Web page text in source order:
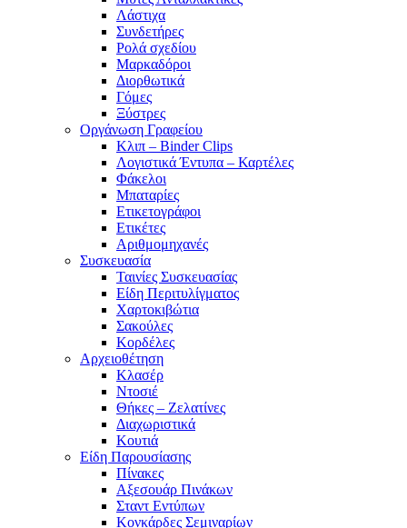
Λάστιχα
Συνδετήρες
Ρολά σχεδίου
Μαρκαδόροι
Διορθωτικά
Γόμες
Ξύστρες
Οργάνωση Γραφείου
Κλιπ – Binder Clips
Λογιστικά Έντυπα – Καρτέλες
Φάκελοι
Μπαταρίες
Ετικετογράφοι
Ετικέτες
Αριθμομηχανές
Συσκευασία
Ταινίες Συσκευασίας
Είδη Περιτυλίγματος
Χαρτοκιβώτια
Σακούλες
Κορδέλες
Αρχειοθέτηση
Κλασέρ
Ντοσιέ
Θήκες – Ζελατίνες
Διαχωριστικά
Κουτιά
Είδη Παρουσίασης
Πίνακες
Αξεσουάρ Πινάκων
Σταντ Εντύπων
Κονκάρδες Σεμιναρίων